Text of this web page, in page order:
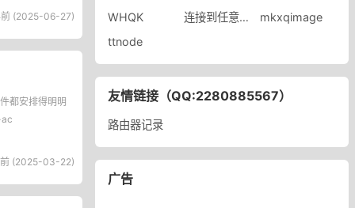
前 (2025-06-27)
都安排得明明
(2025-03-22)
WHQK
连接到任意官方服务器失败
mkxqimage
ttnode
友情链接（QQ:2280885567）
路由器记录
广告